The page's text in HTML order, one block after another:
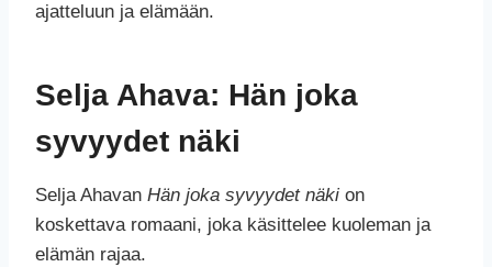
ajatteluun ja elämään.
Selja Ahava: Hän joka
syvyydet näki
Selja Ahavan Hän joka syvyydet näki on
koskettava romaani, joka käsittelee kuoleman ja
elämän rajaa.